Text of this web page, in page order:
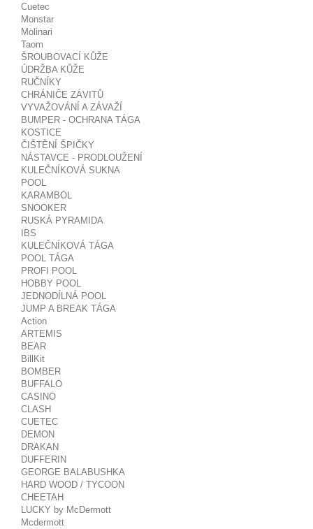
Cuetec
Monstar
Molinari
Taom
ŠROUBOVACÍ KŮŽE
ÚDRŽBA KŮŽE
RUČNÍKY
CHRÁNIČE ZÁVITŮ
VYVAŽOVÁNÍ A ZÁVAŽÍ
BUMPER - OCHRANA TÁGA
KOSTICE
ČIŠTĚNÍ ŠPIČKY
NÁSTAVCE - PRODLOUŽENÍ
KULEČNÍKOVÁ SUKNA
POOL
KARAMBOL
SNOOKER
RUSKÁ PYRAMIDA
IBS
KULEČNÍKOVÁ TÁGA
POOL TÁGA
PROFI POOL
HOBBY POOL
JEDNODÍLNÁ POOL
JUMP A BREAK TÁGA
Action
ARTEMIS
BEAR
BillKit
BOMBER
BUFFALO
CASINO
CLASH
CUETEC
DEMON
DRAKAN
DUFFERIN
GEORGE BALABUSHKA
HARD WOOD / TYCOON
CHEETAH
LUCKY by McDermott
Mcdermott